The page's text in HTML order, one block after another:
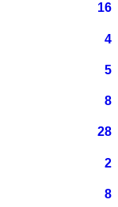
16
4
5
8
28
2
8